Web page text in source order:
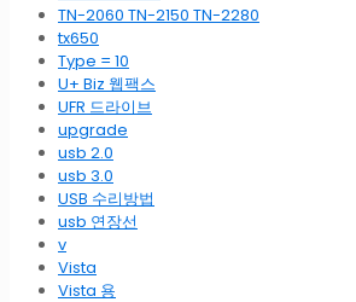
TN-2060 TN-2150 TN-2280
tx650
Type = 10
U+ Biz 웹팩스
UFR 드라이브
upgrade
usb 2.0
usb 3.0
USB 수리방법
usb 연장선
v
Vista
Vista 용